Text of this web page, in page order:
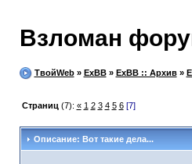
Взломан
ТвойWeb» ExBB» ExBB :: Архив»
Страниц (7): « 1 2 3 4 5 6 [7]
Описание: Вот такие дела...